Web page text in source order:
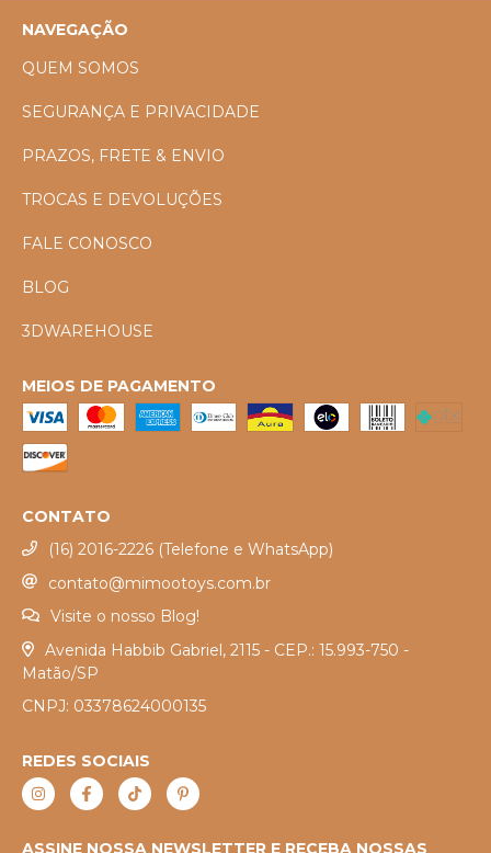
NAVEGAÇÃO
QUEM SOMOS
SEGURANÇA E PRIVACIDADE
PRAZOS, FRETE & ENVIO
TROCAS E DEVOLUÇÕES
FALE CONOSCO
BLOG
3DWAREHOUSE
MEIOS DE PAGAMENTO
CONTATO
(16) 2016-2226 (Telefone e WhatsApp)
contato@mimootoys.com.br
Visite o nosso Blog!
Avenida Habbib Gabriel, 2115 - CEP.: 15.993-750 -
Matão/SP
CNPJ: 03378624000135
REDES SOCIAIS
ASSINE NOSSA NEWSLETTER E RECEBA NOSSAS